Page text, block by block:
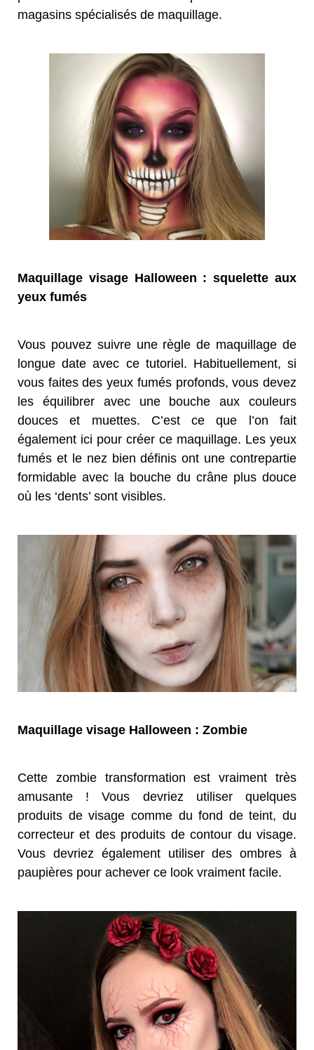
magasins spécialisés de maquillage.
Maquillage visage Halloween : squelette aux
yeux fumés
Vous pouvez suivre une règle de maquillage de
longue date avec ce tutoriel. Habituellement, si
vous faites des yeux fumés profonds, vous devez
les équilibrer avec une bouche aux couleurs
douces et muettes. C’est ce que l’on fait
également ici pour créer ce maquillage. Les yeux
fumés et le nez bien définis ont une contrepartie
formidable avec la bouche du crâne plus douce
où les ‘dents’ sont visibles.
Maquillage visage Halloween : Zombie
Cette zombie transformation est vraiment très
amusante ! Vous devriez utiliser quelques
produits de visage comme du fond de teint, du
correcteur et des produits de contour du visage.
Vous devriez également utiliser des ombres à
paupières pour achever ce look vraiment facile.